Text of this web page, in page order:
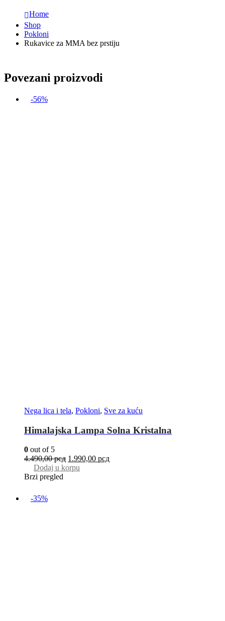
Home
Shop
Pokloni
Rukavice za MMA bez prstiju
Povezani proizvodi
-56%
Nega lica i tela, Pokloni, Sve za kuću
Himalajska Lampa Solna Kristalna
0 out of 5
4.490,00рсд 1.990,00 рсд
Dodaj u korpu
Brzi pregled
-35%